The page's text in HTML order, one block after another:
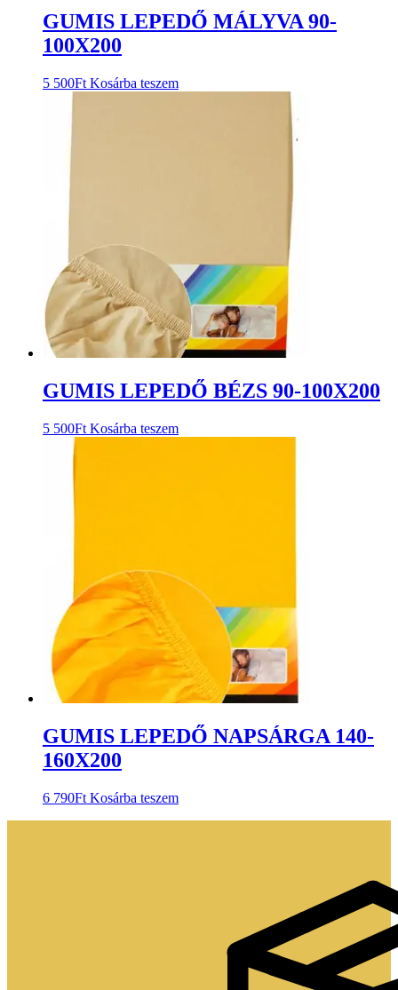
GUMIS LEPEDŐ MÁLYVA 90-
100X200
5 500Ft Kosárba teszem
GUMIS LEPEDŐ BÉZS 90-100X200
5 500Ft Kosárba teszem
GUMIS LEPEDŐ NAPSÁRGA 140-
160X200
6 790Ft Kosárba teszem